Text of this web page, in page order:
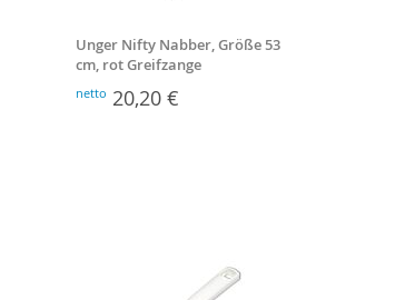
Unger Nifty Nabber, Größe 53
cm, rot Greifzange
netto 20,20 €